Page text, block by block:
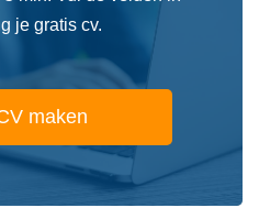
je gratis cv.
maken